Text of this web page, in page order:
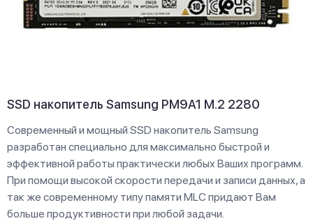
SSD накопитель Samsung PM9A1 M.2 2280
Современный и мощный SSD накопитель Samsung
разработан специально для максимально быстрой и
эффективной работы практически любых Ваших программ.
При помощи высокой скорости передачи и записи данных, а
так же современному типу памяти MLC придают Вам
больше продуктивности при любой задачи.